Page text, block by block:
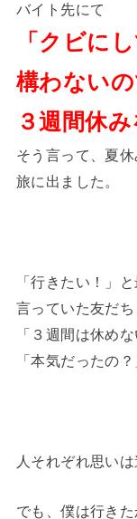
バイト先にて
「クビに
構わないの
３週間休
そう言って、夏休
旅に出ました。
「行きたい！」
言っていた友だち
「３週間は休め
「本気だったの？
人それぞれ思いは
でも、僕は行きた